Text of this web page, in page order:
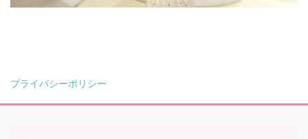
プライバシーポリシー